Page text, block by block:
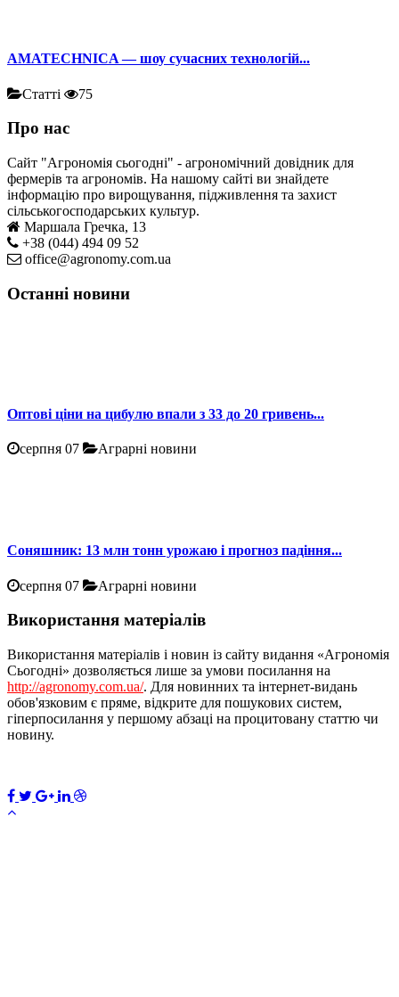
AMATECHNICA — шоу сучасних технологій...
Статті 75
Про нас
Сайт "Агрономія сьогодні" - агрономічний довідник для
фермерів та агрономів. На нашому сайті ви знайдете
інформацію про вирощування, підживлення та захист
сільськогосподарських культур.
Маршала Гречка, 13
+38 (044) 494 09 52
office@agronomy.com.ua
Останні новини
Оптові ціни на цибулю впали з 33 до 20 гривень...
серпня 07 Аграрні новини
Соняшник: 13 млн тонн урожаю і прогноз падіння...
серпня 07 Аграрні новини
Використання матеріалів
Використання матеріалів і новин із сайту видання «Агрономія
Сьогодні» дозволяється лише за умови посилання на
http://agronomy.com.ua/. Для новинних та інтернет-видань
обов'язковим є пряме, відкрите для пошукових систем,
гіперпосилання у першому абзаці на процитовану статтю чи
новину.